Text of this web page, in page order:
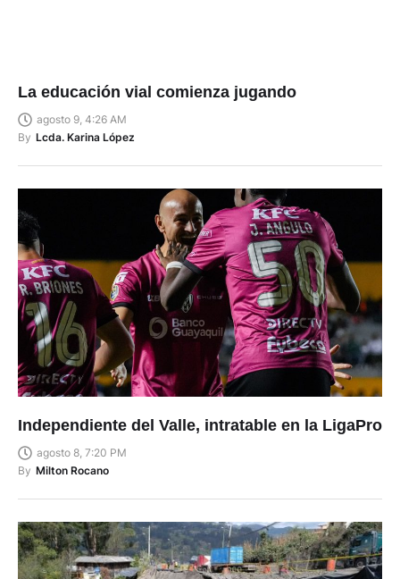
La educación vial comienza jugando
agosto 9, 4:26 AM
By Lcda. Karina López
Independiente del Valle, intratable en la LigaPro
agosto 8, 7:20 PM
By Milton Rocano